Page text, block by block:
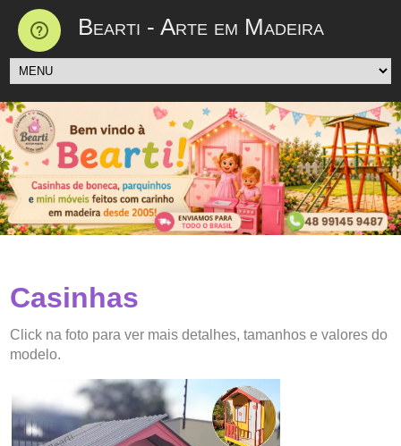
Bearti - Arte em Madeira
Casinhas
Click na foto para ver mais detalhes, tamanhos e valores do
modelo.